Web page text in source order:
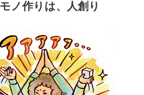
ノ作りは、人創り